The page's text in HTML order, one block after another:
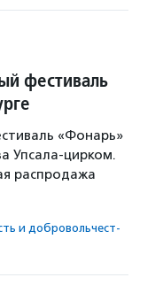
фестиваль
«Фонарь»
Упсала-цирком.
распродажа
и доброволь­чест­